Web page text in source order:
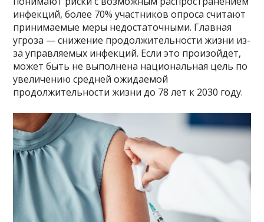
инфекций, более 70% участников опроса считают
принимаемые меры недостаточными. Главная
угроза — снижение продолжительности жизни из-
за управляемых инфекций. Если это произойдет,
может быть не выполнена национальная цель по
увеличению средней ожидаемой
продолжительности жизни до 78 лет к 2030 году.